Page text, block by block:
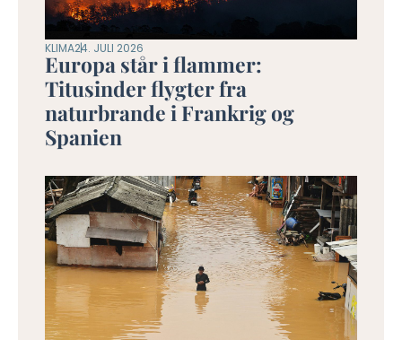
KLIMA24. JULI 2026
Europa står i flammer:
Titusinder flygter fra
naturbrande i Frankrig og
Spanien